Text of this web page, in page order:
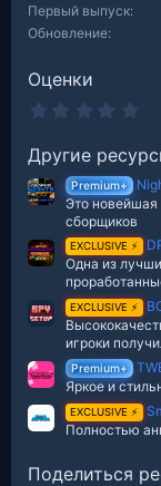
Первый выпуск
Обновление
Оценки
0
з
в
е
д
Другие
Premium+
Это новейшая
сборщиков
EXCLUSIVE ⚡
Одна из
EXCLUSIVE ⚡
игроки
Premium+
Яркое и
EXCLUSIVE ⚡
Полностью
Поделиться